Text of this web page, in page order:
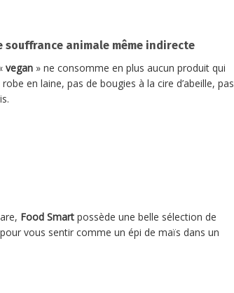
souffrance animale même indirecte
vegan » ne consomme en plus aucun produit qui
en laine, pas de bougies à la cire d’abeille, pas
Food Smart possède une belle sélection de
vous sentir comme un épi de maïs dans un